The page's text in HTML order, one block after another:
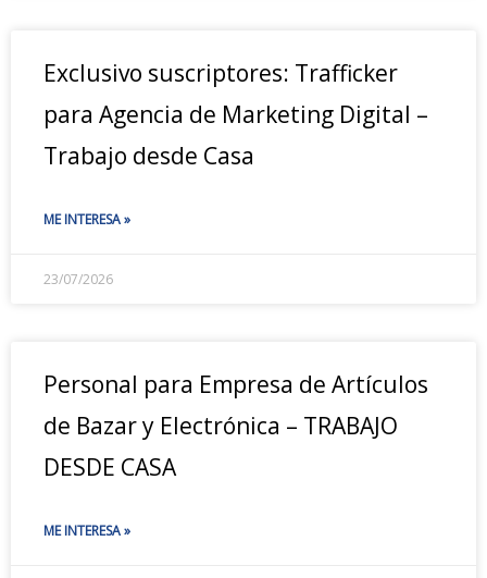
Exclusivo suscriptores: Trafficker
para Agencia de Marketing Digital –
Trabajo desde Casa
ME INTERESA »
23/07/2026
Personal para Empresa de Artículos
de Bazar y Electrónica – TRABAJO
DESDE CASA
ME INTERESA »